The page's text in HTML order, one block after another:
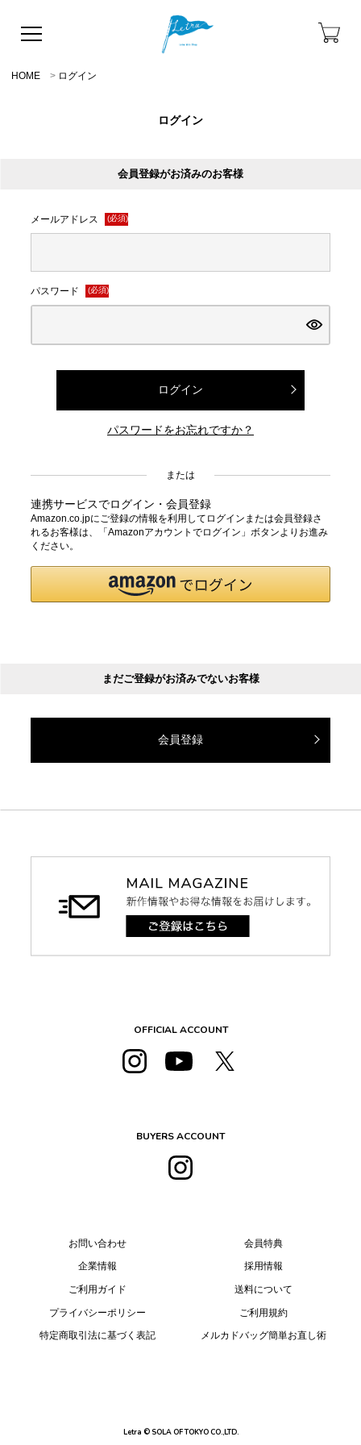
HOME ログイン
ログイン
会員登録がお済みのお客様
メールアドレス (必須)
パスワード (必須)
ログイン
パスワードをお忘れですか？
または
連携サービスでログイン・会員登録
Amazon.co.jpにご登録の情報を利用してログインまたは会員登録さ
れるお客様は、「Amazonアカウントでログイン」ボタンよりお進み
ください。
まだご登録がお済みでないお客様
会員登録
OFFICIAL ACCOUNT
BUYERS ACCOUNT
お問い合わせ
企業情報
ご利用ガイド
プライバシーポリシー
特定商取引法に基づく表記
会員特典
採用情報
送料について
ご利用規約
メルカドバッグ簡単お直し術
Letra © SOLA OF TOKYO CO.,LTD.